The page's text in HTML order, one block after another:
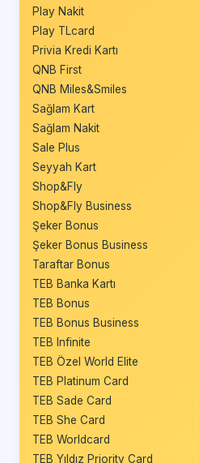
Play Nakit
Play TLcard
Privia Kredi Kartı
QNB First
QNB Miles&Smiles
Sağlam Kart
Sağlam Nakit
Sale Plus
Seyyah Kart
Shop&Fly
Shop&Fly Business
Şeker Bonus
Şeker Bonus Business
Taraftar Bonus
TEB Banka Kartı
TEB Bonus
TEB Bonus Business
TEB Infinite
TEB Özel World Elite
TEB Platinum Card
TEB Sade Card
TEB She Card
TEB Worldcard
TEB Yıldız Priority Card